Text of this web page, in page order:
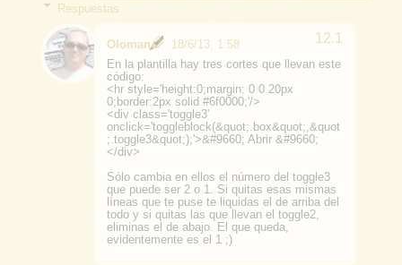
Respuestas
Oloman
18/6/13, 1:58
En la plantilla hay tres cortes que llevan este
código:
<hr style='height:0;margin: 0 0 20px
0;border:2px solid #6f0000;'/>
<div class='toggle3'
onclick='toggleblock(&quot;.box&quot;,&quot
;.toggle3&quot;);'>&#9660; Abrir &#9660;
</div>
Sólo cambia en ellos el número del toggle3
que puede ser 2 o 1. Si quitas esas mismas
líneas que te puse te liquidas el de arriba del
todo y si quitas las que llevan el toggle2,
eliminas el de abajo. El que queda,
evidentemente es el 1 ;)